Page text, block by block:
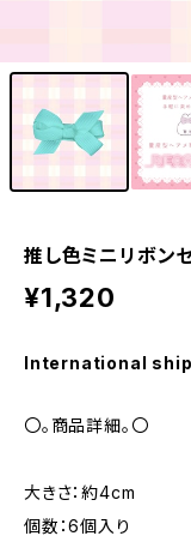
推し色ミニリボン
¥1,320
International
〇。商品詳細。〇
大きさ：約4cm
個数：6個入り